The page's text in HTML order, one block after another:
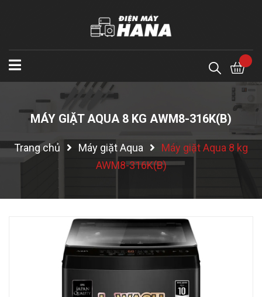
MÁY GIẶT AQUA 8 KG AWM8-316K(B)
Trang chủ Máy giặt Aqua
Máy giặt Aqua 8 kg
AWM8-316K(B)